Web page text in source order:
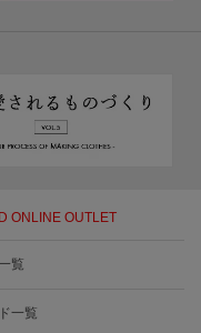
ONLINE OUTLET
覧
一覧